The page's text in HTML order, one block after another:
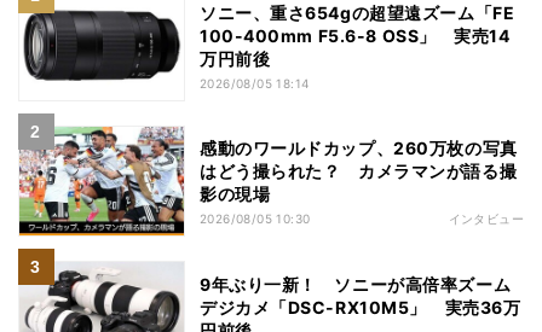
ソニー、重さ654gの超望遠ズーム「FE
100-400mm F5.6-8 OSS」 実売14
万円前後
2026/08/05 18:14
感動のワールドカップ、260万枚の写真
はどう撮られた？ カメラマンが語る撮
影の現場
2026/08/05 10:30 インタビュー
9年ぶり一新！ ソニーが高倍率ズーム
デジカメ「DSC-RX10M5」 実売36万